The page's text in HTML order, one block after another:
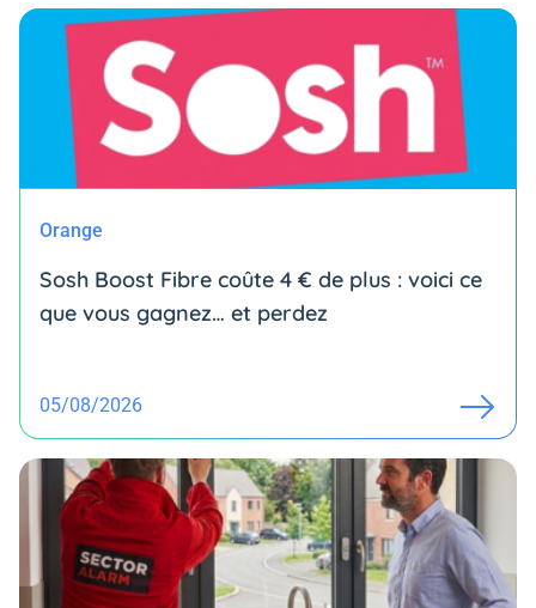
Orange
Sosh Boost Fibre coûte 4 € de plus : voici ce
que vous gagnez… et perdez
05/08/2026